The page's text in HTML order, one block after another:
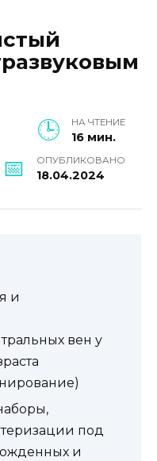
НА ЧТЕНИЕ
16 мин.
ОПУБЛИКОВАНО
18.04.2024
и
вен у
под
и